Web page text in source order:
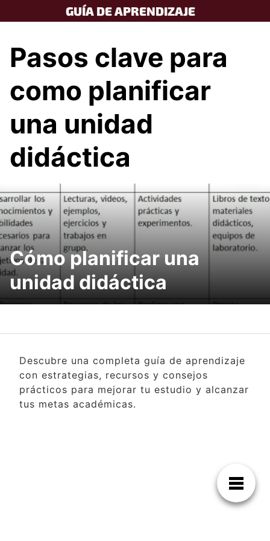
to
GUÍA DE APRENDIZAJE
Pasos clave para
como planificar
una unidad
didáctica
Cómo planificar una
unidad didáctica
Descubre una completa guía de aprendizaje
con estrategias, recursos y consejos
prácticos para mejorar tu estudio y alcanzar
tus metas académicas.